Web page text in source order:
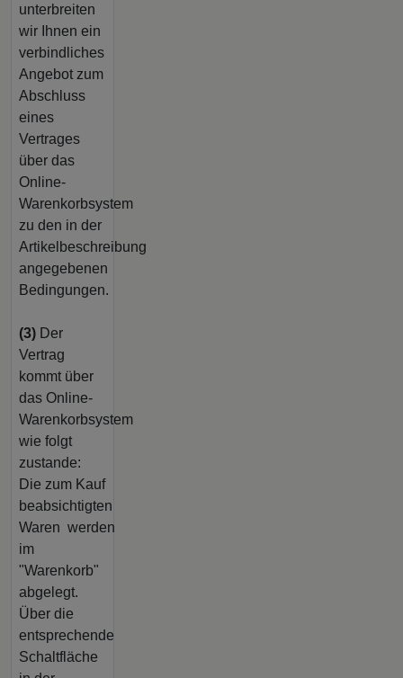
unterbreiten
wir Ihnen ein
verbindliches
Angebot zum
Abschluss
eines
Vertrages
über das
Online-
Warenkorbsystem
zu den in der
Artikelbeschreibung
angegebenen
Bedingungen.
(3) Der
Vertrag
kommt über
das Online-
Warenkorbsystem
wie folgt
zustande:
Die zum Kauf
beabsichtigten
Waren werden
im
"Warenkorb"
abgelegt.
Über die
entsprechende
Schaltfläche